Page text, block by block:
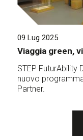
09 Lug 2025
Viaggia green,
STEP FuturAbility
nuovo
Partner.